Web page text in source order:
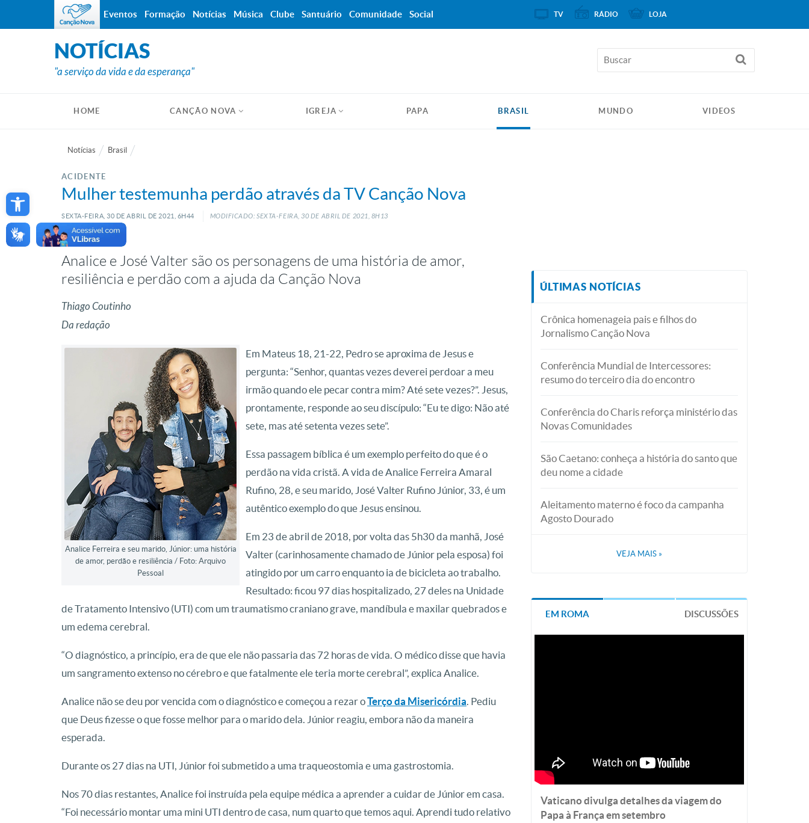
Open toolbar
NOTÍCIAS
"a serviço da vida e da esperança"
HOME CANÇÃO NOVA IGREJA PAPA BRASIL MUNDO VIDEOS
Notícias Brasil
ACIDENTE
Mulher testemunha perdão através da TV Canção Nova
SEXTA-FEIRA, 30 DE ABRIL DE 2021, 6H44 MODIFICADO: SEXTA-FEIRA, 30 DE ABRIL DE 2021, 8H13
Analice e José Valter são os personagens de uma história de amor,
resiliência e perdão com a ajuda da Canção Nova
Thiago Coutinho
Da redação
Analice Ferreira e seu marido, Júnior: uma história
de amor, perdão e resiliência / Foto: Arquivo
Pessoal
Em Mateus 18, 21-22, Pedro se aproxima de Jesus e
pergunta: “Senhor, quantas vezes deverei perdoar a meu
irmão quando ele pecar contra mim? Até sete vezes?”. Jesus,
prontamente, responde ao seu discípulo: “Eu te digo: Não até
sete, mas até setenta vezes sete”.
Essa passagem bíblica é um exemplo perfeito do que é o
perdão na vida cristã. A vida de Analice Ferreira Amaral
Rufino, 28, e seu marido, José Valter Rufino Júnior, 33, é um
autêntico exemplo do que Jesus ensinou.
Em 23 de abril de 2018, por volta das 5h30 da manhã, José
Valter (carinhosamente chamado de Júnior pela esposa) foi
atingido por um carro enquanto ia de bicicleta ao trabalho.
Resultado: ficou 97 dias hospitalizado, 27 deles na Unidade
de Tratamento Intensivo (UTI) com um traumatismo craniano grave, mandíbula e maxilar quebrados e
um edema cerebral.
“O diagnóstico, a princípio, era de que ele não passaria das 72 horas de vida. O médico disse que havia
um sangramento extenso no cérebro e que fatalmente ele teria morte cerebral”, explica Analice.
Analice não se deu por vencida com o diagnóstico e começou a rezar oTerço da Misericórdia. Pediu
que Deus fizesse o que fosse melhor para o marido dela. Júnior reagiu, embora não da maneira
esperada.
Durante os 27 dias na UTI, Júnior foi submetido a uma traqueostomia e uma gastrostomia.
Nos 70 dias restantes, Analice foi instruída pela equipe médica a aprender a cuidar de Júnior em casa.
“Foi necessário montar uma mini UTI dentro de casa, num quarto que temos aqui. Aprendi tudo relativo
ÚLTIMAS NOTÍCIAS
Crônica homenageia pais e filhos do
Jornalismo Canção Nova
Conferência Mundial de Intercessores:
resumo do terceiro dia do encontro
Conferência do Charis reforça ministério das
Novas Comunidades
São Caetano: conheça a história do santo que
deu nome a cidade
Aleitamento materno é foco da campanha
Agosto Dourado
VEJA MAIS »
EM ROMA DISCUSSÕES
Vaticano divulga detalhes da viagem do
Papa à França em setembro
Eventos Formação Notícias Música Clube Santuário Comunidade Social TV RÁDIO LOJA